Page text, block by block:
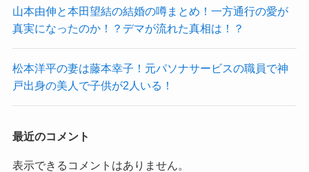
山本由伸と本田望結の結婚の噂まとめ！一方通行の愛が
真実になったのか！？デマが流れた真相は！？
松本洋平の妻は藤本幸子！元パソナサービスの職員で神
戸出身の美人で子供が2人いる！
最近のコメント
表示できるコメントはありません。